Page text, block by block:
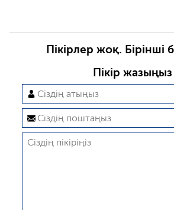
Пікірлер жоқ. Бірінші
Пікір жазыңыз